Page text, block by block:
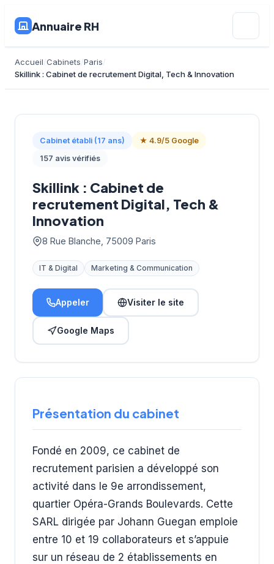
Annuaire RH
Accueil Cabinets Paris
Skillink : Cabinet de recrutement Digital, Tech & Innovation
Cabinet établi (17 ans)
★ 4.9/5 Google
157 avis vérifiés
Skillink : Cabinet de
recrutement Digital, Tech &
Innovation
8 Rue Blanche, 75009 Paris
IT & Digital Marketing & Communication
Appeler Visiter le site
Google Maps
Présentation du cabinet
Fondé en 2009, ce cabinet de
recrutement parisien a développé son
activité dans le 9e arrondissement,
quartier Opéra-Grands Boulevards. Cette
SARL dirigée par Johann Guegan emploie
entre 10 et 19 collaborateurs et s’appuie
sur un réseau de 2 établissements en